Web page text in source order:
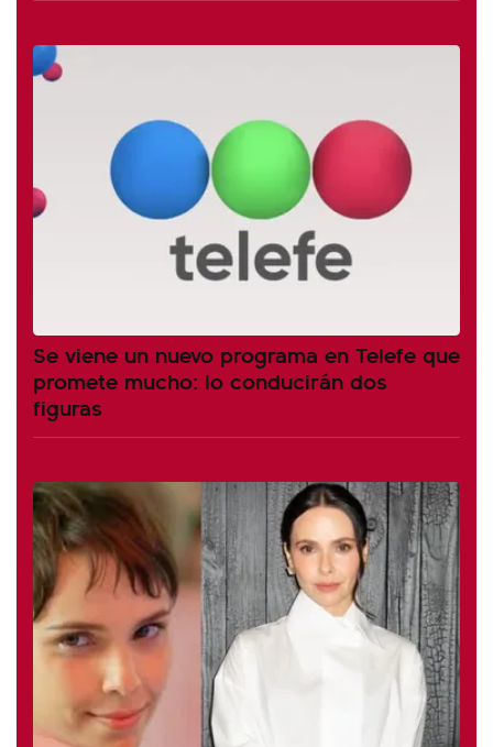
Se viene un nuevo programa en Telefe que
promete mucho: lo conducirán dos
figuras